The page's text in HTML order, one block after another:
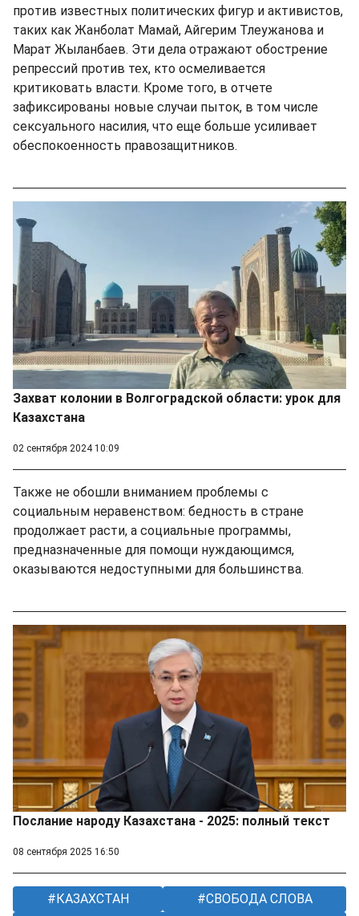
против известных политических фигур и активистов,
таких как Жанболат Мамай, Айгерим Тлеужанова и
Марат Жыланбаев. Эти дела отражают обострение
репрессий против тех, кто осмеливается
критиковать власти. Кроме того, в отчете
зафиксированы новые случаи пыток, в том числе
сексуального насилия, что еще больше усиливает
обеспокоенность правозащитников.
Захват колонии в Волгоградской области: урок для
Казахстана
02 сентября 2024 10:09
Также не обошли вниманием проблемы с
социальным неравенством: бедность в стране
продолжает расти, а социальные программы,
предназначенные для помощи нуждающимся,
оказываются недоступными для большинства.
Послание народу Казахстана - 2025: полный текст
08 сентября 2025 16:50
КАЗАХСТАН
СВОБОДА СЛОВА